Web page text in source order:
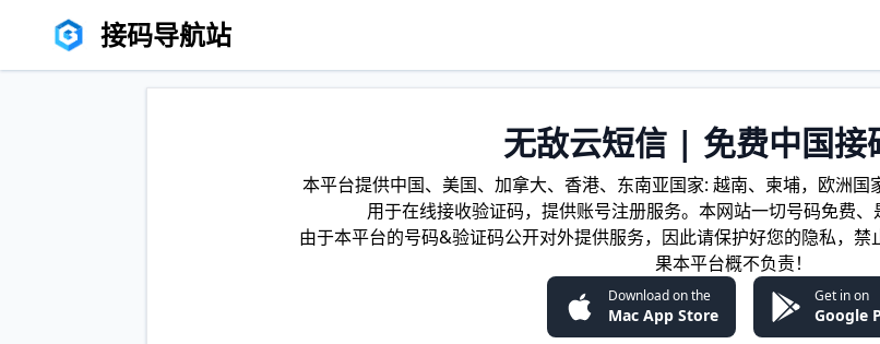
接码导航站
无敌云短信 | 免费中国接
本平台提供中国、美国、加拿大、香港、东南亚国家: 越南、柬埔，欧洲
用于在线接收验证码，提供账号注册服务。本网站一切号码免费、
由于本平台的号码&验证码公开对外提供服务，因此请保护好您的隐私，
果本平台概不负责！
Download on the
Mac App Store
Get in on
Google